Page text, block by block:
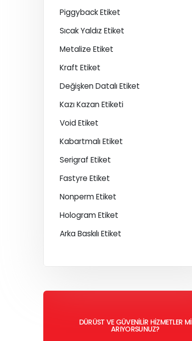
Piggyback Etiket
Sıcak Yaldız Etiket
Metalize Etiket
Kraft Etiket
Değişken Datalı Etiket
Kazı Kazan Etiketi
Void Etiket
Kabartmalı Etiket
Serigraf Etiket
Fastyre Etiket
Nonperm Etiket
Hologram Etiket
Arka Baskılı Etiket
DÜRÜST VE GÜVENİLİR HİZMETLER Mİ
ARIYORSUNUZ?